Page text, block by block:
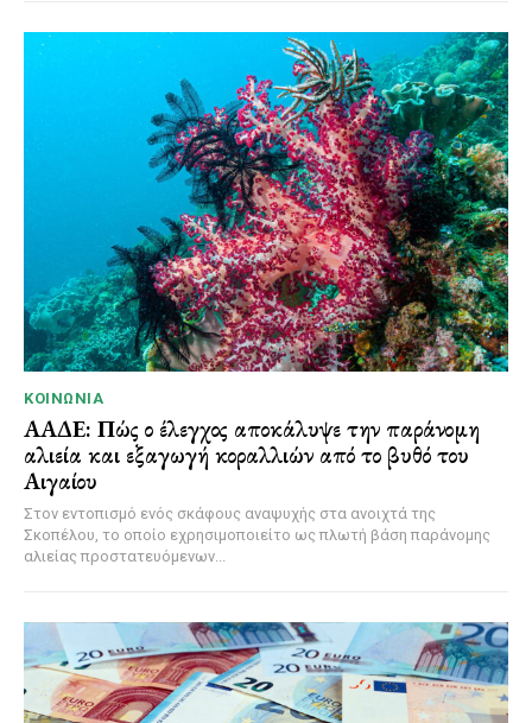
ΚΟΙΝΩΝΊΑ
ΑΑΔΕ: Πώς ο έλεγχος αποκάλυψε την παράνομη
αλιεία και εξαγωγή κοραλλιών από το βυθό του
Αιγαίου
Στον εντοπισμό ενός σκάφους αναψυχής στα ανοιχτά της
Σκοπέλου, το οποίο εχρησιμοποιείτο ως πλωτή βάση παράνομης
αλιείας προστατευόμενων...